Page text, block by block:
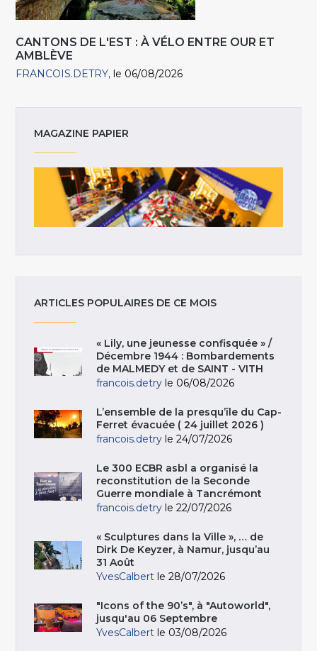
CANTONS DE L'EST : À VÉLO ENTRE OUR ET
AMBLÈVE
FRANCOIS.DETRY le 06/08/2026
MAGAZINE PAPIER
ARTICLES POPULAIRES DE CE MOIS
« Lily, une jeunesse confisquée » /
Décembre 1944 : Bombardements
de MALMEDY et de SAINT - VITH
francois.detry le 06/08/2026
L’ensemble de la presqu’île du Cap-
Ferret évacuée ( 24 juillet 2026 )
francois.detry le 24/07/2026
Le 300 ECBR asbl a organisé la
reconstitution de la Seconde
Guerre mondiale à Tancrémont
francois.detry le 22/07/2026
« Sculptures dans la Ville », … de
Dirk De Keyzer, à Namur, jusqu’au
31 Août
YvesCalbert le 28/07/2026
"Icons of the 90’s", à "Autoworld",
jusqu'au 06 Septembre
YvesCalbert le 03/08/2026